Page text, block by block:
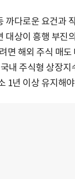
까다로운 요건과
대상이 흥행 부진
면 해외 주식 매도
내 주식형 상장
1년 이상 유지해